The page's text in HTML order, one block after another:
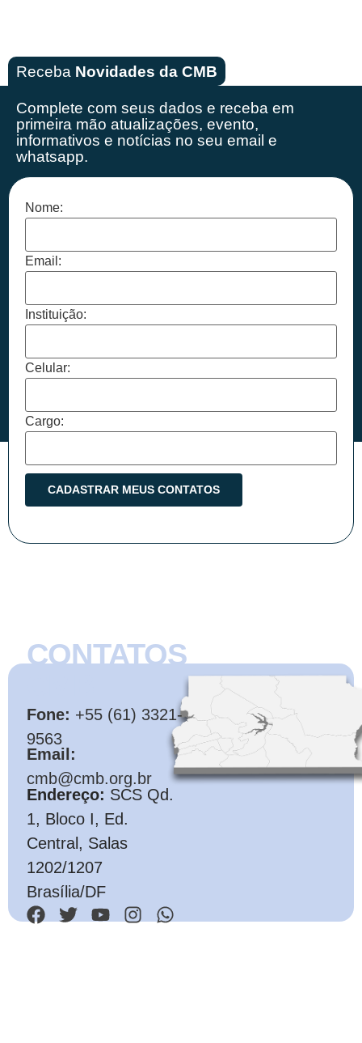
Receba Novidades da CMB
Complete com seus dados e receba em
primeira mão atualizações, evento,
informativos e notícias no seu email e
whatsapp.
Nome:
Email:
Instituição:
Celular:
Cargo:
CONTATOS
Fone: +55 (61) 3321-
9563
Email:
cmb@cmb.org.br
Endereço: SCS Qd.
1, Bloco I, Ed.
Central, Salas
1202/1207
Brasília/DF